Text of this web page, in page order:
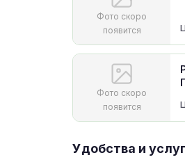
Фото скоро
появится
Фото скоро
появится
Удобства и